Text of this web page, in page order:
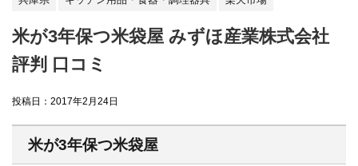
米が3年保つ米袋屋 みずほ産業株式会社
評判 口コミ
投稿日： 2017年2月24日
米が3年保つ米袋屋